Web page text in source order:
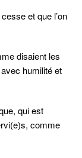
et que l’on
disaient les
humilité et
qui est
comme